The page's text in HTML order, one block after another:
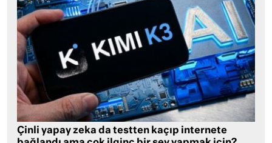
Çinli yapay zeka da testten kaçıp internete